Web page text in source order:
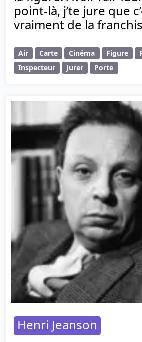
point-là, j’te jure que
vraiment de la
Air Carte Cinéma Figure
Inspecteur
Jurer Porte
Henri Jeanson